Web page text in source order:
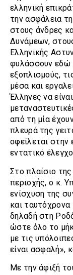
ελληνική
την ασφάλεια
στους άνδρες
Δυνάμεων,
Ελληνικής
φυλάσσουν εδώ
εξοπλισμούς,
μέσα και
Έλληνες να
από τη μία
πλευρά της
οφείλεται στην
εντατικό
Στο πλαίσιο
περιοχής, ο κ.
ενίσχυση της
και
δηλαδή στη
ώστε όλο το
με τις
είναι ασφαλή»,
Με την άφιξή